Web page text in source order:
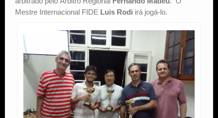
Mestre Internacional FIDE Luis Rodi irá jogá-lo.